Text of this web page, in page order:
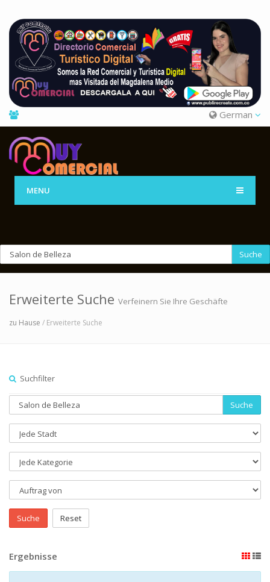
German
MENU
Suche
Erweiterte Suche Verfeinern Sie Ihre Geschäfte
zu Hause / Erweiterte Suche
Suchfilter
Suche
Suche Reset
Ergebnisse